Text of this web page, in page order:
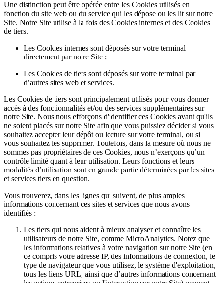
Une distinction peut être opérée entre les Cookies utilisés en
fonction du site web ou du service qui les dépose ou les lit sur notre
Site. Notre Site utilise à la fois des Cookies internes et des Cookies
de tiers.
Les Cookies internes sont déposés sur votre terminal
directement par notre Site ;
Les Cookies de tiers sont déposés sur votre terminal par
d’autres sites web et services.
Les Cookies de tiers sont principalement utilisés pour vous donner
accès à des fonctionnalités et/ou des services supplémentaires sur
notre Site. Nous nous efforçons d'identifier ces Cookies avant qu'ils
ne soient placés sur notre Site afin que vous puissiez décider si vous
souhaitez accepter leur dépôt ou lecture sur votre terminal, ou si
vous souhaitez les supprimer. Toutefois, dans la mesure où nous ne
sommes pas propriétaires de ces Cookies, nous n’exerçons qu’un
contrôle limité quant à leur utilisation. Leurs fonctions et leurs
modalités d’utilisation sont en grande partie déterminées par les sites
et services tiers en question.
Vous trouverez, dans les lignes qui suivent, de plus amples
informations concernant ces sites et services que nous avons
identifiés :
Les tiers qui nous aident à mieux analyser et connaître les
utilisateurs de notre Site, comme MicroAnalytics. Notez que
les informations relatives à votre navigation sur notre Site (en
ce compris votre adresse IP, des informations de connexion, le
type de navigateur que vous utilisez, le système d'exploitation,
tous les liens URL, ainsi que d’autres informations concernant